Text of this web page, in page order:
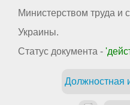
Министерством труда и
Украины.
Статус документа -
Должностная